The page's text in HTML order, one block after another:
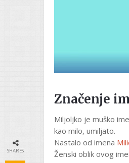
Značenje
Miljoljko je muško
kao milo, umiljato.
Nastalo od imena
Ženski oblik ovog
SHARES